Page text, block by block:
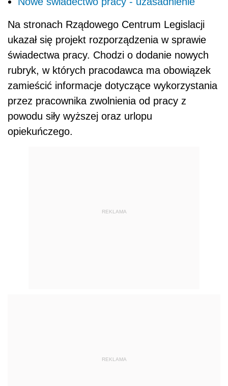
Na stronach Rządowego Centrum Legislacji
ukazał się projekt rozporządzenia w sprawie
świadectwa pracy. Chodzi o dodanie nowych
rubryk, w których pracodawca ma obowiązek
zamieścić informacje dotyczące wykorzystania
przez pracownika zwolnienia od pracy z
powodu siły wyższej oraz urlopu
opiekuńczego.
REKLAMA
REKLAMA